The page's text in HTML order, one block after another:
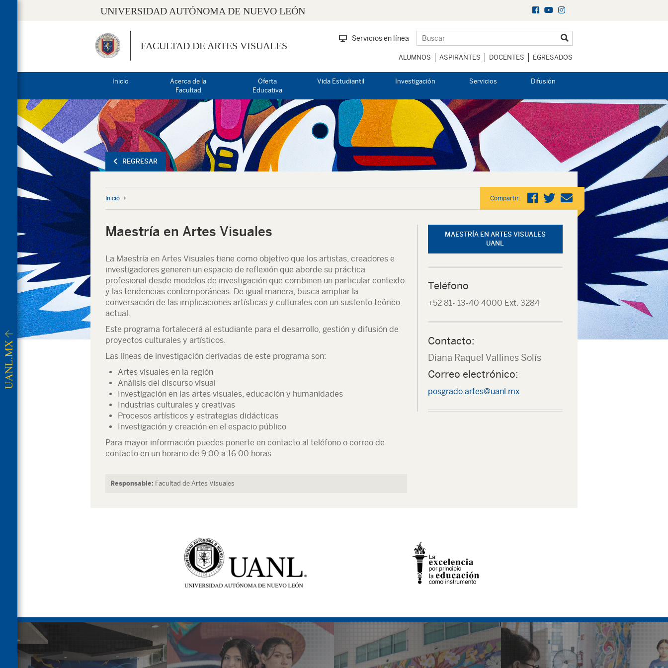
UNIVERSIDAD AUTÓNOMA DE NUEVO LEÓN
FACULTAD DE ARTES VISUALES
Servicios en línea
ALUMNOS ASPIRANTES DOCENTES EGRESADOS
Inicio
Acerca de la
Facultad
Oferta
Educativa
Vida Estudiantil Investigación Servicios Difusión
REGRESAR
Inicio Compartir:
Maestría en Artes Visuales
La Maestría en Artes Visuales tiene como objetivo que los artistas, creadores e
investigadores generen un espacio de reflexión que aborde su práctica
profesional desde modelos de investigación que combinen un particular contexto
y las tendencias contemporáneas. De igual manera, busca ampliar la
conversación de las implicaciones artísticas y culturales con un sustento teórico
actual.
Este programa fortalecerá al estudiante para el desarrollo, gestión y difusión de
proyectos culturales y artísticos.
Las líneas de investigación derivadas de este programa son:
Artes visuales en la región
Análisis del discurso visual
Investigación en las artes visuales, educación y humanidades
Industrias culturales y creativas
Procesos artísticos y estrategias didácticas
Investigación y creación en el espacio público
Para mayor información puedes ponerte en contacto al teléfono o correo de
contacto en un horario de 9:00 a 16:00 horas
Responsable: Facultad de Artes Visuales
MAESTRÍA EN ARTES VISUALES
UANL
Teléfono
+52 81- 13-40 4000 Ext. 3284
Contacto:
Diana Raquel Vallines Solís
Correo electrónico:
posgrado.artes@uanl.mx